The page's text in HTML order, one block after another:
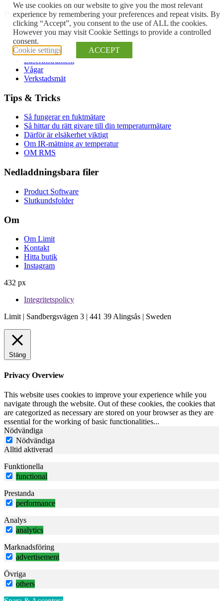
Produkter
Klimat och Miljömät
Eltest
Inspektion
Laserinstrument
Vågar
Verkstadsmät
Tips & Tricks
Så fungerar en fuktmätare
Så hittar du rätt givare till din temperaturmätare
Därför är elsäkerhet viktigt
Om IR-mätning av temperatur
OM RMS
Nedladdningsbara filer
Product Software
Slutkundsfolder
Om
Om Limit
Kontakt
Hitta butik
Instagram
432 px
Integritetspolicy
Limit | Sandbergsvägen 3 | 441 39 Alingsås | Sweden
We use cookies on our website to give you the most relevant
experience by remembering your preferences and repeat visits. By
clicking “Accept”, you consent to the use of ALL the cookies.
However you may visit Cookie Settings to provide a controlled
consent.
Cookie settings
ACCEPT
Stäng
Privacy Overview
This website uses cookies to improve your experience while you
navigate through the website. Out of these cookies, the cookies that
are categorized as necessary are stored on your browser as they are
essential for the working of basic functionalities...
Nödvändiga
Nödvändiga
Alltid aktiverad
Funktionella
functional
Prestanda
performance
Analys
analytics
Marknadsföring
advertisement
Övriga
others